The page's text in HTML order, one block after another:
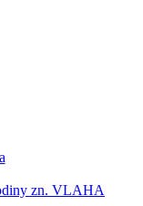
zn. VLAHA